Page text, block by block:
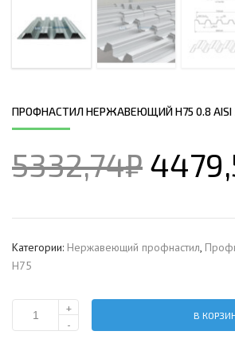
ПРОФHАСТИЛ НЕРЖАВЕЮЩИЙ Н75 0.8 AISI
5332,74₽
Категории: Нержавеющий профнастил
Н75
Количество
+
-
В